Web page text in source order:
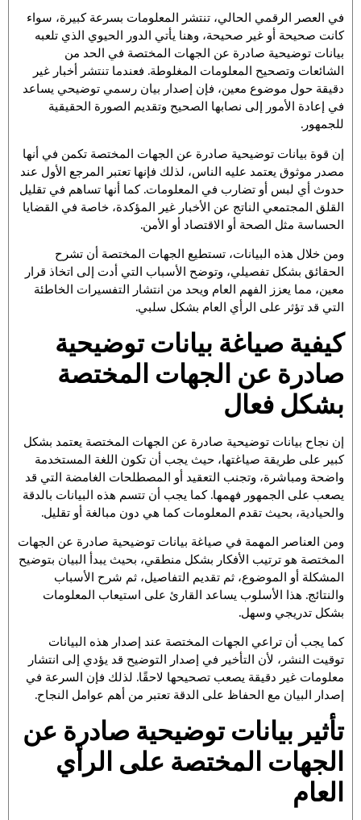
في العصر الرقمي الحالي، تنتشر المعلومات بسرعة كبيرة، سواء
كانت صحيحة أو غير صحيحة، وهنا يأتي الدور الحيوي الذي تلعبه
بيانات توضيحية صادرة عن الجهات المختصة في الحد من
الشائعات وتصحيح المعلومات المغلوطة. فعندما تنتشر أخبار غير
دقيقة حول موضوع معين، فإن إصدار بيان رسمي توضيحي يساعد
في إعادة الأمور إلى نصابها الصحيح وتقديم الصورة الحقيقية
للجمهور.
إن قوة بيانات توضيحية صادرة عن الجهات المختصة تكمن في أنها
مصدر موثوق يعتمد عليه الناس، لذلك فإنها تعتبر المرجع الأول عند
حدوث أي لبس أو تضارب في المعلومات. كما أنها تساهم في تقليل
القلق المجتمعي الناتج عن الأخبار غير المؤكدة، خاصة في القضايا
الحساسة مثل الصحة أو الاقتصاد أو الأمن.
ومن خلال هذه البيانات، تستطيع الجهات المختصة أن تشرح
الحقائق بشكل تفصيلي، وتوضح الأسباب التي أدت إلى اتخاذ قرار
معين، مما يعزز الفهم العام ويحد من انتشار التفسيرات الخاطئة
التي قد تؤثر على الرأي العام بشكل سلبي.
كيفية صياغة بيانات توضيحية
صادرة عن الجهات المختصة
بشكل فعال
إن نجاح بيانات توضيحية صادرة عن الجهات المختصة يعتمد بشكل
كبير على طريقة صياغتها، حيث يجب أن تكون اللغة المستخدمة
واضحة ومباشرة، وتجنب التعقيد أو المصطلحات الغامضة التي قد
يصعب على الجمهور فهمها. كما يجب أن تتسم هذه البيانات بالدقة
والحيادية، بحيث تقدم المعلومات كما هي دون مبالغة أو تقليل.
ومن العناصر المهمة في صياغة بيانات توضيحية صادرة عن الجهات
المختصة هو ترتيب الأفكار بشكل منطقي، بحيث يبدأ البيان بتوضيح
المشكلة أو الموضوع، ثم تقديم التفاصيل، ثم شرح الأسباب
والنتائج. هذا الأسلوب يساعد القارئ على استيعاب المعلومات
بشكل تدريجي وسهل.
كما يجب أن تراعي الجهات المختصة عند إصدار هذه البيانات
توقيت النشر، لأن التأخير في إصدار التوضيح قد يؤدي إلى انتشار
معلومات غير دقيقة يصعب تصحيحها لاحقًا. لذلك فإن السرعة في
إصدار البيان مع الحفاظ على الدقة تعتبر من أهم عوامل النجاح.
تأثير بيانات توضيحية صادرة عن
الجهات المختصة على الرأي
العام